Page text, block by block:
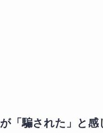
「騙された」と感